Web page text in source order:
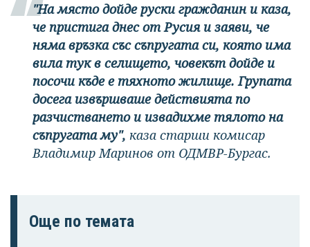
"На място дойде руски гражданин и каза,
че пристига днес от Русия и заяви, че
няма връзка със съпругата си, която има
вила тук в селището, човекът дойде и
посочи къде е тяхното жилище. Групата
досега извършваше действията по
разчистването и извадихме тялото на
съпругата му", каза старши комисар
Владимир Маринов от ОДМВР-Бургас.
Още по темата